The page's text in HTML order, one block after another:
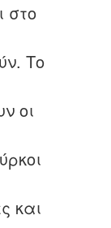
στο
Το
οι
και